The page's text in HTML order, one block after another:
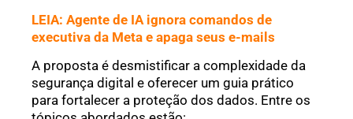
LEIA: Agente de IA ignora comandos de
executiva da Meta e apaga seus e-mails
A proposta é desmistificar a complexidade da
segurança digital e oferecer um guia prático
para fortalecer a proteção dos dados. Entre os